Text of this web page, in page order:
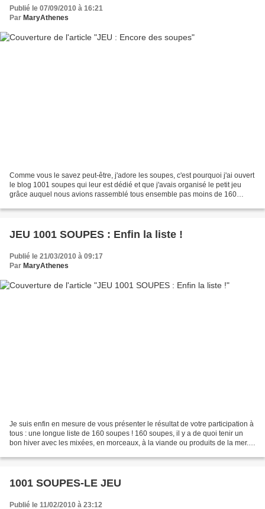
Publié le 07/09/2010 à 16:21
Par MaryAthenes
Comme vous le savez peut-être, j'adore les soupes, c'est pourquoi j'ai ouvert
le blog 1001 soupes qui leur est dédié et que j'avais organisé le petit jeu
grâce auquel nous avions rassemblé tous ensemble pas moins de 160
JEU 1001 SOUPES : Enfin la liste !
Publié le 21/03/2010 à 09:17
Par MaryAthenes
Je suis enfin en mesure de vous présenter le résultat de votre participation à
tous : une longue liste de 160 soupes ! 160 soupes, il y a de quoi tenir un
bon hiver avec les mixées, en morceaux, à la viande ou produits de la mer...,
1001 SOUPES-LE JEU
Publié le 11/02/2010 à 23:12